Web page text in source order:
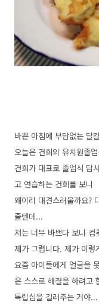
바쁜 아침에 부담없는 달
오늘은 건희의 유치원졸
건희가 대표로 졸업식 답
고 연습하는 건희를 보니
왜이리 대견스러울까요?
줄텐데...
저는 너무 바쁘다 보니 컴
제가 그럽니다. 제가 이렇
요즘 아이들에게 얼굴을
은 스스로 해결을 하려고
독립심을 길러주는 거야